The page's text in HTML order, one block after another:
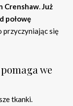
Crenshaw.Już
połowę
przyczyniając się
we
tkanki.